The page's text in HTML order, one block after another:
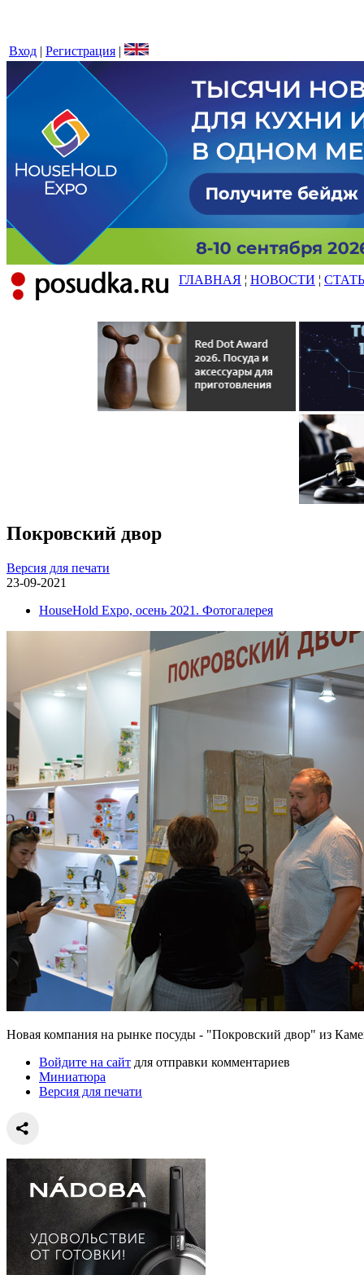
Вход | Регистрация |
ГЛАВНАЯ ¦ НОВОСТИ ¦
Покровский двор
Версия для печати
23-09-2021
HouseHold Expo, осень 2021. Фотогалерея
Новая компания на рынке посуды - "Покровский двор" из
Войдите на сайт для отправки комментариев
Миниатюра
Версия для печати